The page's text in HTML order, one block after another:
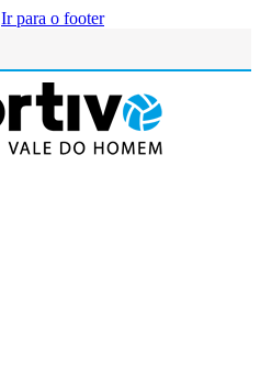
Ir para o footer